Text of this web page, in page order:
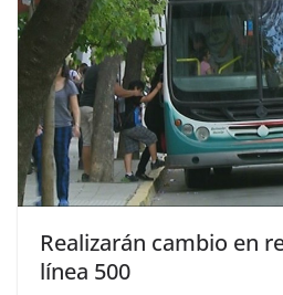
Realizarán cambio en
línea 500